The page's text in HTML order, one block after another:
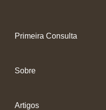
Primeira Consulta
Sobre
Artigos